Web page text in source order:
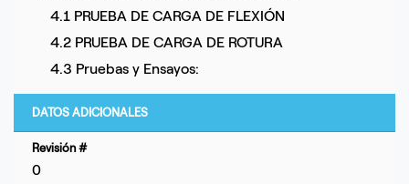
4.1 PRUEBA DE CARGA DE FLEXIÓN
4.2 PRUEBA DE CARGA DE ROTURA
4.3 Pruebas y Ensayos:
DATOS ADICIONALES
Revisión #
0